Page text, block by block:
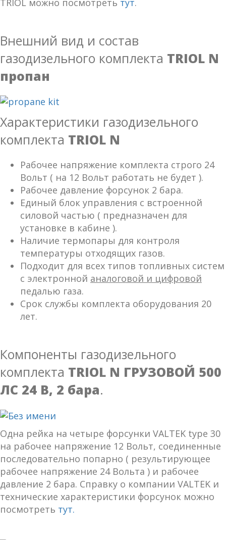
Внешний вид и состав
газодизельного комплекта TRIOL N
пропан
Характеристики газодизельного
комплекта TRIOL N
Рабочее напряжение комплекта строго 24
Вольт ( на 12 Вольт работать не будет ).
Рабочее давление форсунок 2 бара.
Единый блок управления с встроенной
силовой частью ( предназначен для
установке в кабине ).
Наличие термопары для контроля
температуры отходящих газов.
Подходит для всех типов топливных систем
с электронной аналоговой и цифровой
педалью газа.
Cрок службы комплекта оборудования 20
лет.
Компоненты газодизельного
комплекта TRIOL N ГРУЗОВОЙ 500
ЛС 24 В, 2 бара.
Одна рейка на четыре форсунки VALTEK type 30
на рабочее напряжение 12 Вольт, соединенные
последовательно попарно ( результирующее
рабочее напряжение 24 Вольта ) и рабочее
давление 2 бара. Справку о компании VALTEK и
технические характеристики форсунок можно
посмотреть тут.